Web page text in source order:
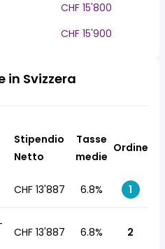
CHF 15'800
CHF 15'900
in Svizzera
Stipendio
Netto
Tasse
medie
Ordine
CHF 13'887 6.8% 1
CHF 13'887 6.8% 2